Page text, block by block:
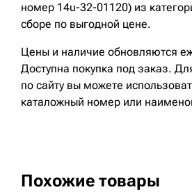
номер 14u-32-01120) из
сборе по выгодной цене.
Цены и наличие обновляются
Доступна покупка под заказ.
по сайту вы можете
каталожный номер или
Похожие товары